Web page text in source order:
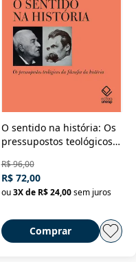
O sentido na história: Os
pressupostos teológicos
R$ 96,00
R$ 72,00
ou 3X de R$ 24,00 sem juros
Comprar